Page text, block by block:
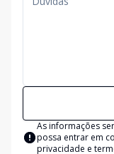
As informações
possa entrar em
privacidade e